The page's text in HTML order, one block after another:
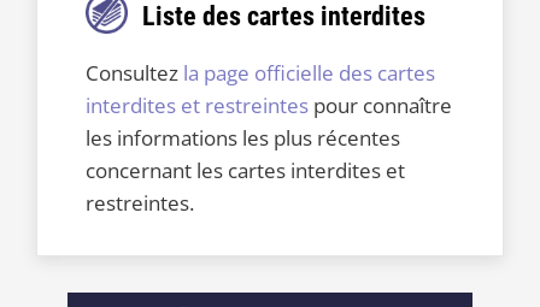
Liste des cartes interdites
Consultez la page officielle des cartes
interdites et restreintes pour connaître
les informations les plus récentes
concernant les cartes interdites et
restreintes.